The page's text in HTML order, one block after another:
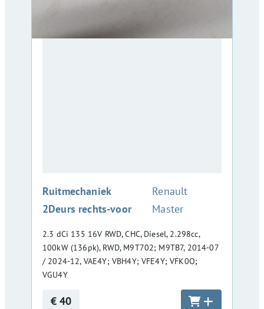
Ruitmechaniek
2Deurs rechts-voor
:Renault
Master
2.3 dCi 135 16V RWD, CHC, Diesel, 2.298cc,
100kW (136pk), RWD, M9T702; M9TB7, 2014-07
/ 2024-12, VAE4Y; VBH4Y; VFE4Y; VFK0O;
VGU4Y
€ 40